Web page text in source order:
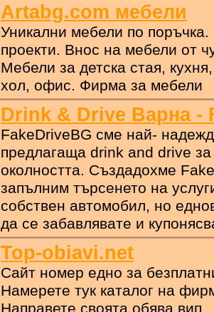
Artabg.com мебели
Уникални мебели по
проекти. Внос на мебели от
Мебели за детска стая,
хол, офис. Фирма за мебели
Drink & Drive Варна -
FakeDriveBG сме най-
предлагаща drink and drive
околността. Създадохме
запълним търсенето на
собствен автомобил, но
да се забавлявате и
Top-obiavi.net
Сайт номер едно за
Намерете тук каталог на
Направете своята обява вип.